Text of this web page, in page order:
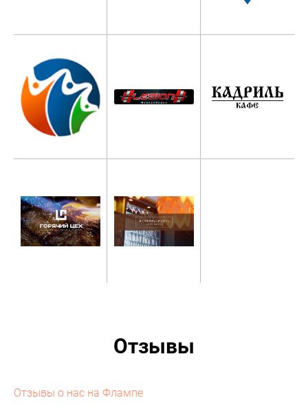
Отзывы
Отзывы о нас на Флампе